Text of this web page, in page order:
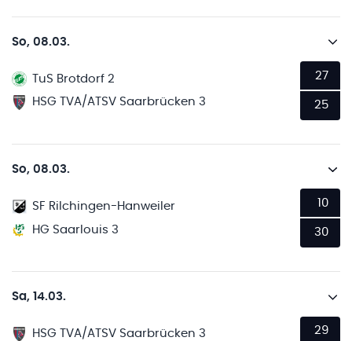
So, 08.03.
TuS Brotdorf 2
HSG TVA/ATSV Saarbrücken 3
27
25
So, 08.03.
SF Rilchingen-Hanweiler
HG Saarlouis 3
10
30
Sa, 14.03.
HSG TVA/ATSV Saarbrücken 3
29